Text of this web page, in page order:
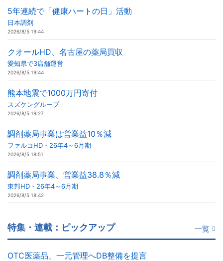
5年連続で「健康ハートの日」活動
日本調剤
2026/8/5 19:44
クオールHD、名古屋の薬局買収
愛知県で3店舗運営
2026/8/5 19:44
熊本地震で1000万円寄付
スズケングループ
2026/8/5 19:27
調剤薬局事業は営業益10％減
ファルコHD・26年4～6月期
2026/8/5 18:51
調剤薬局事業、営業益38.8％減
東邦HD・26年4～6月期
2026/8/5 18:42
特集・連載：ピックアップ 一覧
OTC医薬品、一元管理へDB整備を提言